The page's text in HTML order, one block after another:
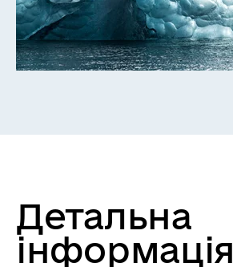
Детальна
інформація